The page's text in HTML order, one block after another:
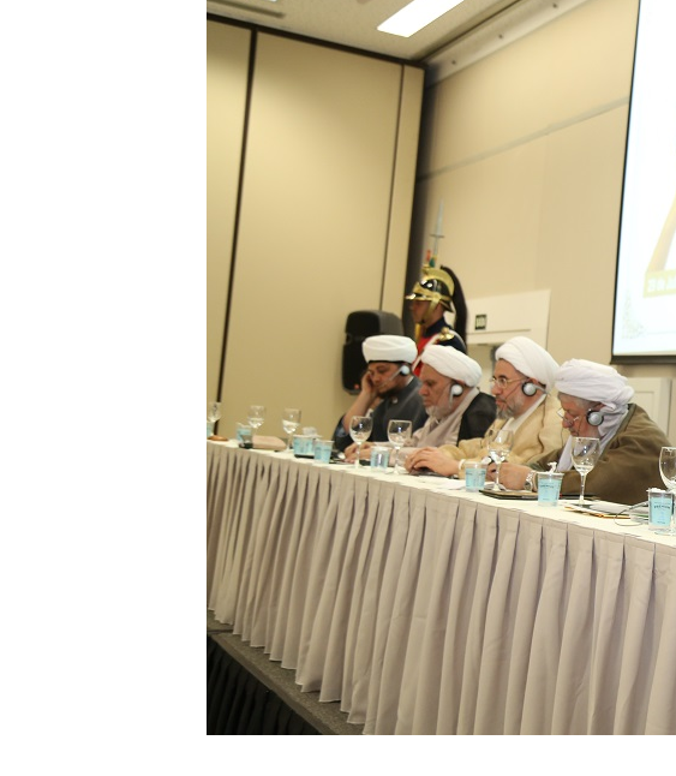
ter entrado numa guerra cultural e religiosa de magnitude. Mais
10 DE NOVEMBRO DE 2013
Falecimento do Imam Ali Ibn Al-Hussein (A.S.)
Em nome de Deus, o Clemente, o Misericordioso! Diante da data
relembramos o martírio do quarto Imam dos muçulmanos, o Imam
Hussein Ibn Ali Ibn Abi Táleb (A.S.), conhecido por “Zein Al-Ábidin”